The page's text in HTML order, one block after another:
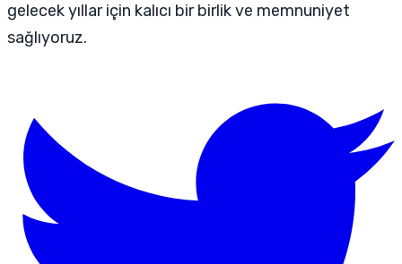
gelecek yıllar için kalıcı bir birlik ve memnuniyet
sağlıyoruz.